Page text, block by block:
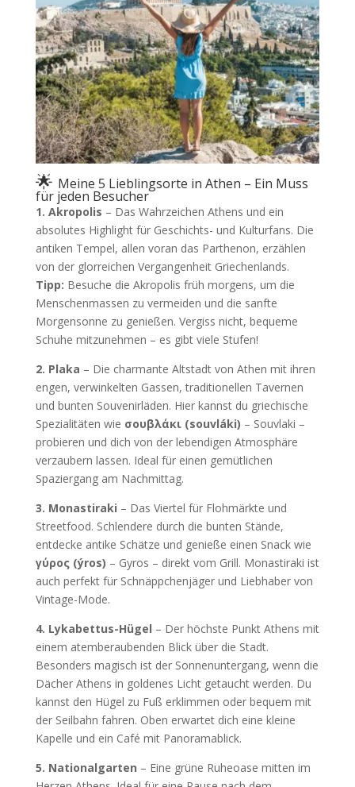
🌟 Meine 5 Lieblingsorte in Athen – Ein Muss
für jeden Besucher
1. Akropolis – Das Wahrzeichen Athens und ein
absolutes Highlight für Geschichts- und Kulturfans. Die
antiken Tempel, allen voran das Parthenon, erzählen
von der glorreichen Vergangenheit Griechenlands.
Tipp: Besuche die Akropolis früh morgens, um die
Menschenmassen zu vermeiden und die sanfte
Morgensonne zu genießen. Vergiss nicht, bequeme
Schuhe mitzunehmen – es gibt viele Stufen!
2. Plaka – Die charmante Altstadt von Athen mit ihren
engen, verwinkelten Gassen, traditionellen Tavernen
und bunten Souvenirläden. Hier kannst du griechische
Spezialitäten wie σουβλάκι (souvláki) – Souvlaki –
probieren und dich von der lebendigen Atmosphäre
verzaubern lassen. Ideal für einen gemütlichen
Spaziergang am Nachmittag.
3. Monastiraki – Das Viertel für Flohmärkte und
Streetfood. Schlendere durch die bunten Stände,
entdecke antike Schätze und genieße einen Snack wie
γύρος (ýros) – Gyros – direkt vom Grill. Monastiraki ist
auch perfekt für Schnäppchenjäger und Liebhaber von
Vintage-Mode.
4. Lykabettus-Hügel – Der höchste Punkt Athens mit
einem atemberaubenden Blick über die Stadt.
Besonders magisch ist der Sonnenuntergang, wenn die
Dächer Athens in goldenes Licht getaucht werden. Du
kannst den Hügel zu Fuß erklimmen oder bequem mit
der Seilbahn fahren. Oben erwartet dich eine kleine
Kapelle und ein Café mit Panoramablick.
5. Nationalgarten – Eine grüne Ruheoase mitten im